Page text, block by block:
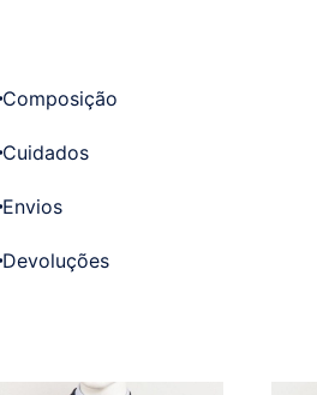
Composição
Cuidados
Envios
Devoluções